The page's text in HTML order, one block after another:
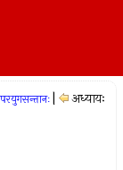
अध्यायः